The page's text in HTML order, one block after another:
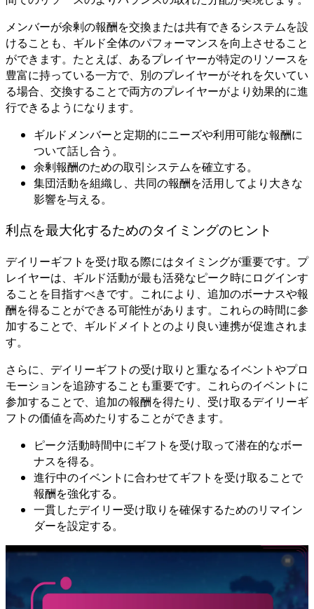
メンバーが余剰の報酬を交換または共有できるシステムを設
けることも、ギルド全体のパフォーマンスを向上させること
ができます。たとえば、あるプレイヤーが特定のリソースを
豊富に持っている一方で、別のプレイヤーがそれを欠いてい
る場合、交換することで両方のプレイヤーがより効果的に進
行できるようになります。
ギルドメンバーと定期的にニーズや利用可能な報酬に
ついて話し合う。
余剰報酬のための取引システムを確立する。
集団活動を組織し、共同の報酬を活用してより大きな
影響を与える。
利点を最大化するためのタイミングのヒント
デイリーギフトを受け取る際にはタイミングが重要です。プ
レイヤーは、ギルド活動が最も活発なピーク時にログインす
ることを目指すべきです。これにより、追加のボーナスや報
酬を得ることができる可能性があります。これらの時間に参
加することで、ギルドメイトとのより良い連携が促進されま
す。
さらに、デイリーギフトの受け取りと重なるイベントやプロ
モーションを追跡することも重要です。これらのイベントに
参加することで、追加の報酬を得たり、受け取るデイリーギ
フトの価値を高めたりすることができます。
ピーク活動時間中にギフトを受け取って潜在的なボー
ナスを得る。
進行中のイベントに合わせてギフトを受け取ることで
報酬を強化する。
一貫したデイリー受け取りを確保するためのリマイン
ダーを設定する。